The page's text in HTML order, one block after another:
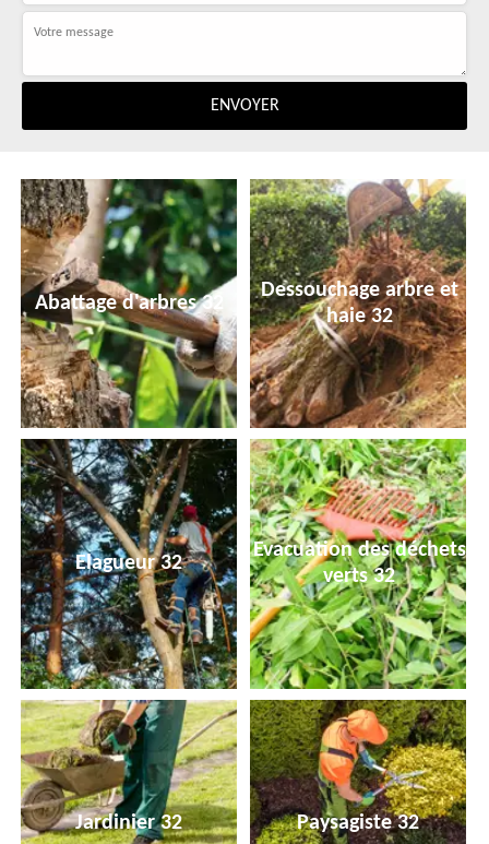
Abattage d'arbres 32
Dessouchage arbre et
haie 32
Elagueur 32
Evacuation des déchets
verts 32
Jardinier 32 Paysagiste 32